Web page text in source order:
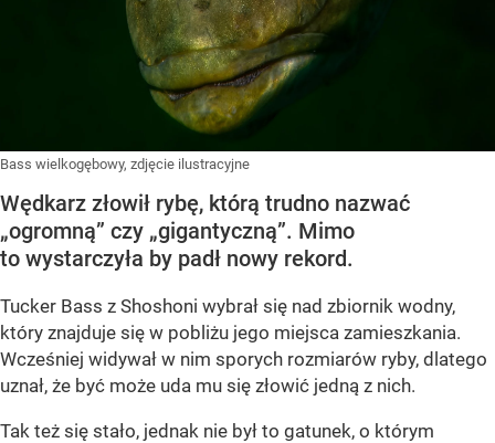
Bass wielkogębowy, zdjęcie ilustracyjne
Wędkarz złowił rybę, którą trudno nazwać
„ogromną” czy „gigantyczną”. Mimo
to wystarczyła by padł nowy rekord.
Tucker Bass z Shoshoni wybrał się nad zbiornik wodny,
który znajduje się w pobliżu jego miejsca zamieszkania.
Wcześniej widywał w nim sporych rozmiarów ryby, dlatego
uznał, że być może uda mu się złowić jedną z nich.
Tak też się stało, jednak nie był to gatunek, o którym